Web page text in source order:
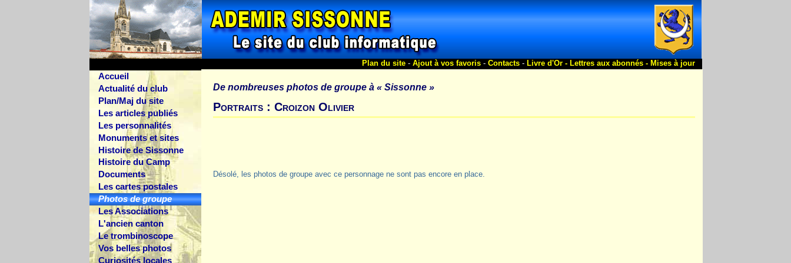
Accueil
Actualité du club
Plan/Maj du site
Les articles publiés
Les personnalités
Monuments et sites
Histoire de Sissonne
Histoire du Camp
Documents
Les cartes postales
Photos de groupe
Les Associations
L'ancien canton
Le trombinoscope
Vos belles photos
Curiosités locales
Plan du site- Ajout à vos favoris- Contacts- Livre d'Or - Lettres aux abonnés - Mises à jour
De nombreuses photos de groupe à « Sissonne »
Portraits : Croizon Olivier
Désolé, les photos de groupe avec ce personnage ne sont pas encore en place.